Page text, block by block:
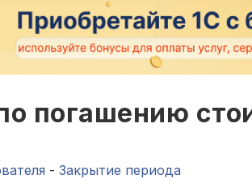
погашению
- Закрытие периода